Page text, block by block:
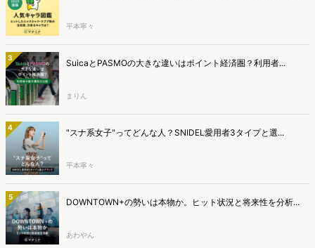
平本寧々
3 SuicaとPASMOの大きな違いはポイント経済圏？利用者...
まりん
4 "スナ系女子"ってどんな人？SNIDEL愛用者3タイプと選...
平本寧々
5 DOWNTOWN+の勢いは本物か。ヒット状況と将来性を分析...
あわやん